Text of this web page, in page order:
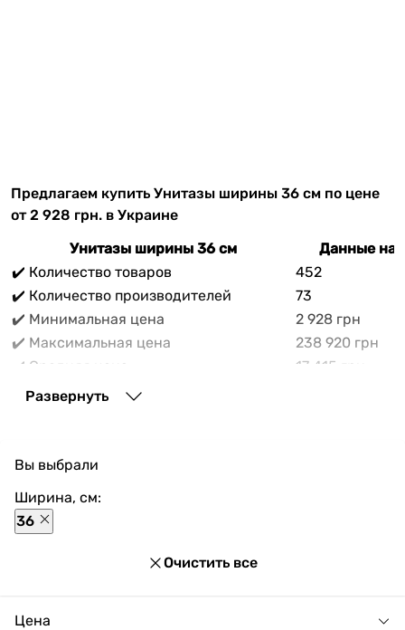
Предлагаем купить Унитазы ширины 36 см по цене
от 2 928 грн. в Украине
Унитазы ширины 36 см
Данные на
✔️ Количество товаров
452
✔️ Количество производителей
73
✔️ Минимальная цена
2 928 грн
✔️ Максимальная цена
238 920 грн
✔️ Средняя цена
17 415 грн
В прайс-каталоге vencon.ua Унитазы ширины 36 см
покупка в кредит и множество акций и скидок для
каждого покупателя.
Развернуть
Вы выбрали
Ширина, см:
36
Очистить все
Цена